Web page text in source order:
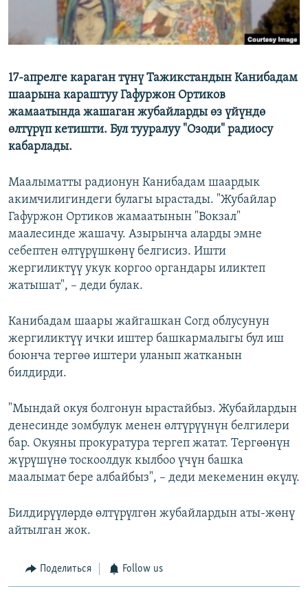
17-апрелге караган түнү Тажикстандын Канибадам
шаарына караштуу Гафуржон Ортиков
жамаатында жашаган жубайларды өз үйүндө
өлтүрүп кетишти. Бул тууралуу "Озоди" радиосу
кабарлады.
Маалыматты радионун Канибадам шаардык
акимчилигиндеги булагы ырастады. "Жубайлар
Гафуржон Ортиков жамаатынын "Вокзал"
маалесинде жашачу. Азырынча аларды эмне
себептен өлтүрүшкөнү белгисиз. Ишти
жергиликтүү укук коргоо органдары иликтеп
жатышат", – деди булак.
Канибадам шаары жайгашкан Согд облусунун
жергиликтүү ички иштер башкармалыгы бул иш
боюнча тергөө иштери уланып жатканын
билдирди.
"Мындай окуя болгонун ырастайбыз. Жубайлардын
денесинде зомбулук менен өлтүрүүнүн белгилери
бар. Окуяны прокуратура тергеп жатат. Тергөөнүн
жүрүшүнө тоскоолдук кылбоо үчүн башка
маалымат бере албайбыз", – деди мекеменин өкүлү.
Билдирүүлөрдө өлтүрүлгөн жубайлардын аты-жөнү
айтылган жок.
Поделиться Follow us